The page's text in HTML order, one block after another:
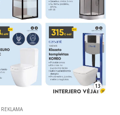
13
REKLAMA